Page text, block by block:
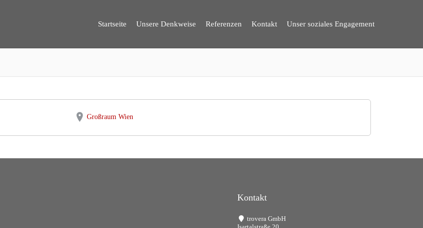
Startseite Unsere Denkweise Referenzen Kontakt Unser soziales Engagement
Großraum Wien
Kontakt
trovera GmbH